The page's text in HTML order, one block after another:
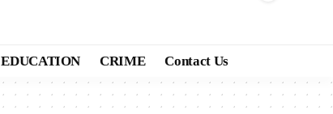
EDUCATION CRIME Contact Us